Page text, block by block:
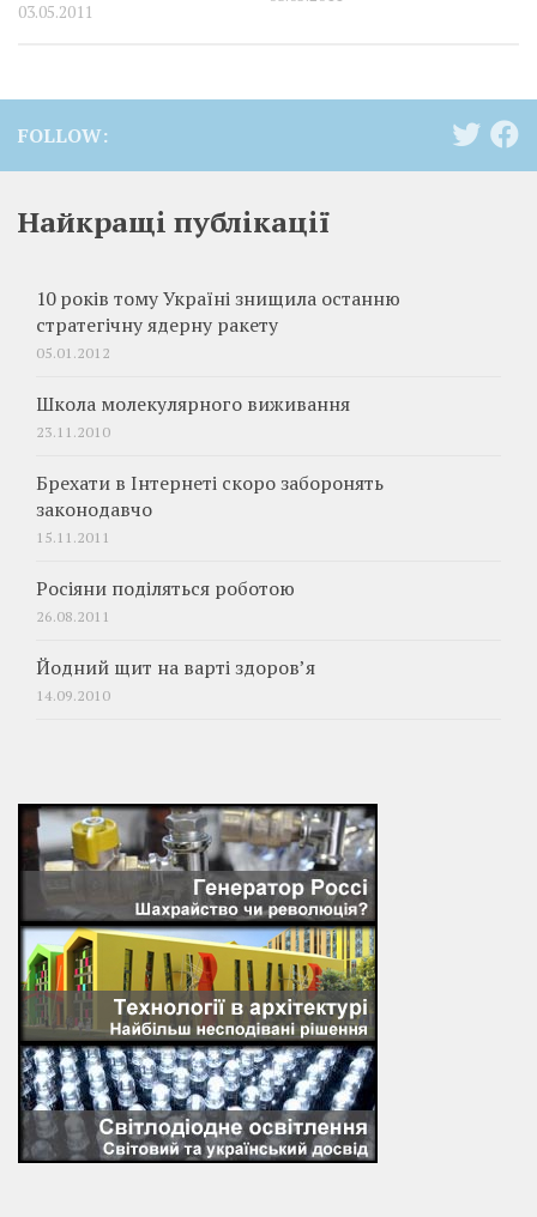
03.05.2011
FOLLOW:
Найкращі публікації
10 років тому Україні знищила останню
стратегічну ядерну ракету
05.01.2012
Школа молекулярного виживання
23.11.2010
Брехати в Інтернеті скоро заборонять
законодавчо
15.11.2011
Росіяни поділяться роботою
26.08.2011
Йодний щит на варті здоров’я
14.09.2010